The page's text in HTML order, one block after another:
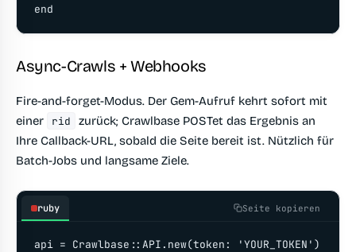
end
Async-Crawls + Webhooks
Fire-and-forget-Modus. Der Gem-Aufruf kehrt sofort mit
einer
rid
zurück; Crawlbase POSTet das Ergebnis an
Ihre Callback-URL, sobald die Seite bereit ist. Nützlich für
Batch-Jobs und langsame Ziele.
ruby Seite kopieren
api = Crawlbase::API.new(token: 'YOUR_TOKEN')